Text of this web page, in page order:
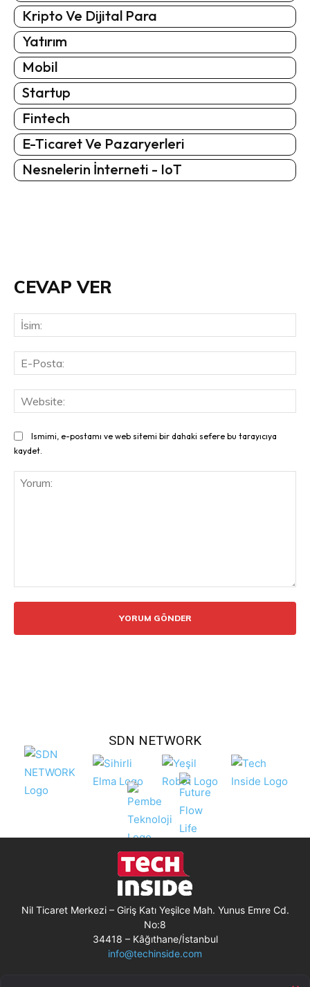
Kripto Ve Dijital Para
Yatırım
Mobil
Startup
Fintech
E-Ticaret Ve Pazaryerleri
Nesnelerin İnterneti - IoT
CEVAP VER
Ismimi, e-postamı ve web sitemi bir dahaki sefere bu tarayıcıya
kaydet.
SDN NETWORK
Nil Ticaret Merkezi – Giriş Katı Yeşilce Mah. Yunus Emre Cd.
No:8
34418 – Kâğıthane/İstanbul
info@techinside.com